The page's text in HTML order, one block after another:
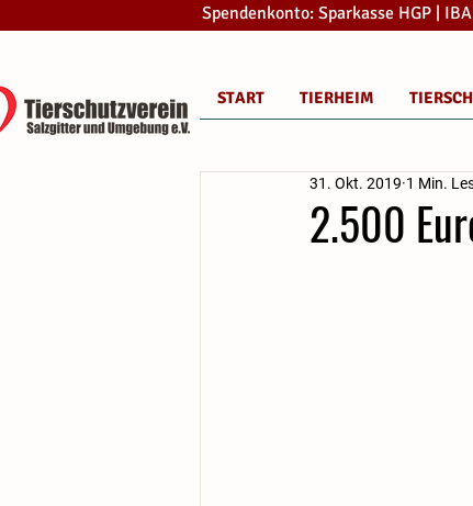
Spendenkonto: Sparkasse HGP |
START TIERHEIM
2.500
31. Okt. 2019 1 Min.